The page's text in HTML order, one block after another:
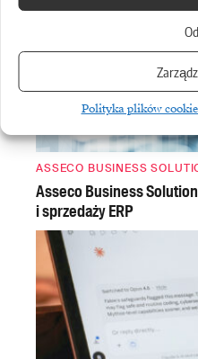
Polityka plików
ASSECO BUSINESS
Asseco Business
i sprzedaży ERP